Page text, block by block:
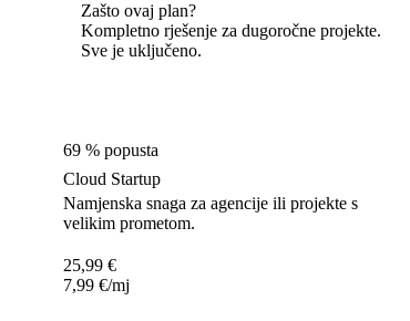
Zašto ovaj plan?
Kompletno rješenje za dugoročne projekte.
Sve je uključeno.
69 % popusta
Cloud Startup
Namjenska snaga za agencije ili projekte s
velikim prometom.
25,99 €
7,99 €/mj